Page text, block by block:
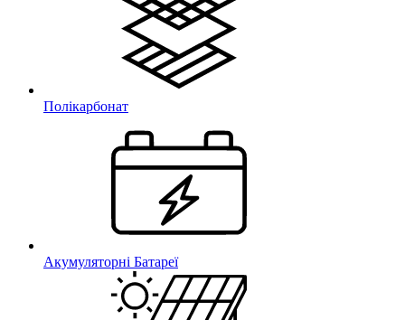
Полікарбонат
Акумуляторні Батареї